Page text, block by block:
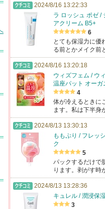
2024/8/16 13:22:33
ラ ロッシュ ポゼ /
アクリーム B5+
6
とても保湿力に優
る前とかメイク前
2024/8/16 13:20:18
ウィズフェム / ウ
温座パット オーガ
4
体が冷えるときに
ます。私は下半
2024/8/13 13:30:13
ももぷり / フレッ
ク
5
パックするだけで
ります。剥がす
2024/8/13 13:28:36
キュレル / 潤浸保
3